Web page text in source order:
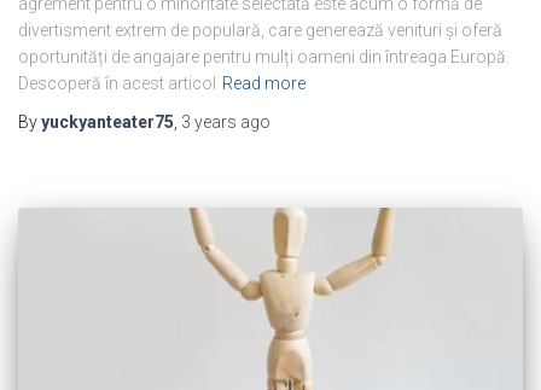
divertisment extrem de populară, care generează venituri și oferă
oportunități de angajare pentru mulți oameni din întreaga Europă.
Descoperă în acest articol
Read more
Byyuckyanteater75 3 years ago